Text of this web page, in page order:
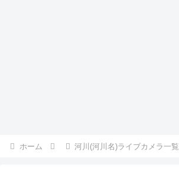
ホーム 河川(河川名)ライブカメラ一覧